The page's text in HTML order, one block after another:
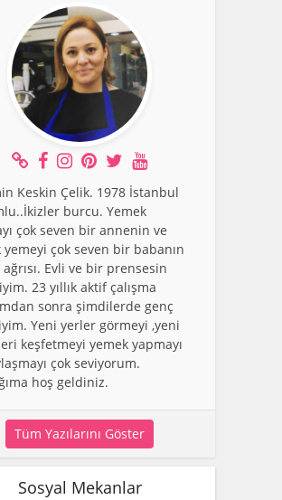
Keskin Çelik. 1978 İstanbul
burcu. Yemek
çok seven bir annenin ve
yemeyi çok seven bir babanın
Evli ve bir prensesin
23 yıllık aktif çalışma
sonra şimdilerde genç
Yeni yerler görmeyi ,yeni
keşfetmeyi yemek yapmayı
çok seviyorum.
hoş geldiniz.
Tüm Yazılarını Göster
Sosyal Mekanlar